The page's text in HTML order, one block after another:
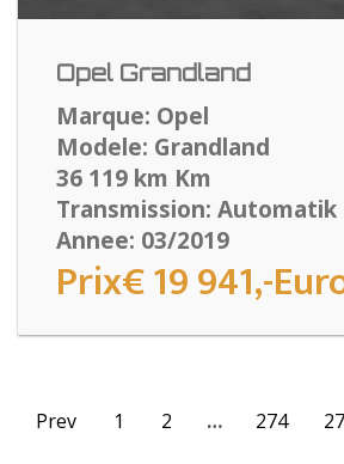
Opel Grandland
Marque: Opel
Modele: Grandland
36 119 km Km
Transmission: Automatik
Annee: 03/2019
Prix€ 19 941,-
Prev 1 2 … 274